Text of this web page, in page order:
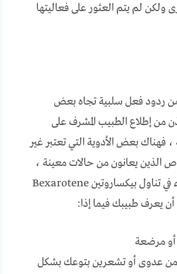
ولكن لم يتم العثور على فعاليتها
من ردود فعل سلبية تجاه بعض
من إطلاع الطبيب المشرف على
فهناك بعض الأدوية التي تعتبر غير
الذين يعانون من حالات معينة ،
ولهذا قبل البدء في تناول بيكساروتين Bexarotene
يعرف طبيبك فيما إذا:
مرضعة
من عدوى أو تشعرين بتوعك بشكل